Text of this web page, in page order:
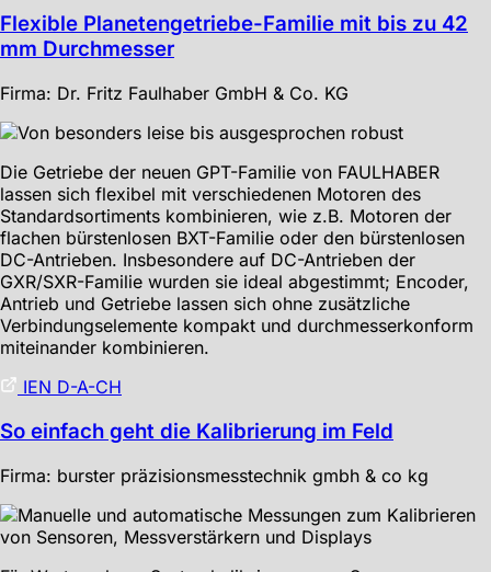
Flexible Planetengetriebe-Familie mit bis zu 42
mm Durchmesser
Firma: Dr. Fritz Faulhaber GmbH & Co. KG
Die Getriebe der neuen GPT-Familie von FAULHABER
lassen sich flexibel mit verschiedenen Motoren des
Standardsortiments kombinieren, wie z.B. Motoren der
flachen bürstenlosen BXT-Familie oder den bürstenlosen
DC-Antrieben. Insbesondere auf DC-Antrieben der
GXR/SXR-Familie wurden sie ideal abgestimmt; Encoder,
Antrieb und Getriebe lassen sich ohne zusätzliche
Verbindungselemente kompakt und durchmesserkonform
miteinander kombinieren.
IEN D-A-CH
So einfach geht die Kalibrierung im Feld
Firma: burster präzisionsmesstechnik gmbh & co kg